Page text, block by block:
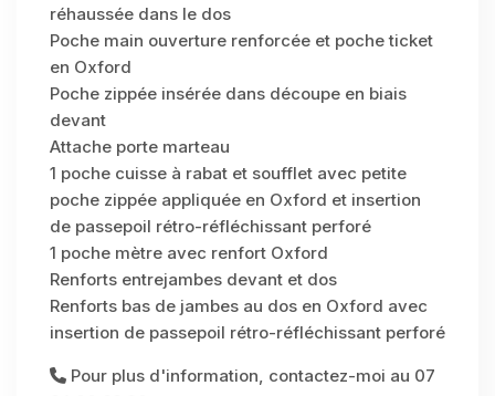
réhaussée dans le dos
Poche main ouverture renforcée et poche ticket
en Oxford
Poche zippée insérée dans découpe en biais
devant
Attache porte marteau
1 poche cuisse à rabat et soufflet avec petite
poche zippée appliquée en Oxford et insertion
de passepoil rétro-réfléchissant perforé
1 poche mètre avec renfort Oxford
Renforts entrejambes devant et dos
Renforts bas de jambes au dos en Oxford avec
insertion de passepoil rétro-réfléchissant perforé
Pour plus d'information, contactez-moi au 07